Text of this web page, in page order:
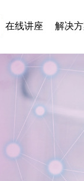
在线讲座 解决